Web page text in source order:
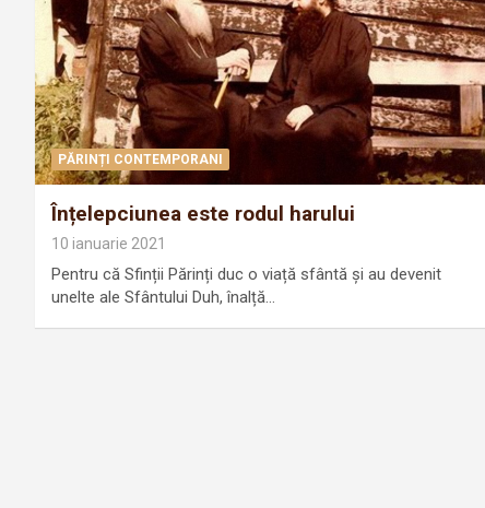
PĂRINȚI CONTEMPORANI
Înțelepciunea este rodul harului
10 ianuarie 2021
Pentru că Sfinții Părinți duc o viață sfântă și au devenit
unelte ale Sfântului Duh, înalță…